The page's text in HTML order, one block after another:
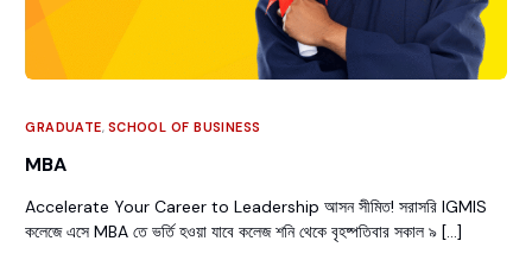
GRADUATE, SCHOOL OF BUSINESS
MBA
Accelerate Your Career to Leadership আসন সীমিত! সরাসরি IGMIS
কলেজে এসে MBA তে ভর্তি হওয়া যাবে কলেজ শনি থেকে বৃহষ্পতিবার সকাল ৯ […]